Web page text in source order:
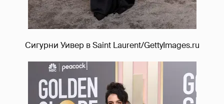
Сигурни Уивер в Saint Laurent/GettyImages.ru